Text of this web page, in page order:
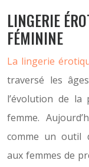
LINGERIE
FÉMININE
La lingerie
traversé les
l’évolution de
femme.
comme un outil
aux femmes de